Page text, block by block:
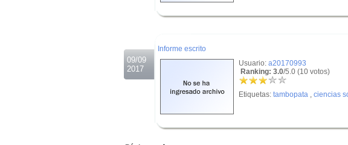
09/09
2017
Informe escrito
Usuario: a20170993
Ranking: 3.0/5.0 (10 votos)
Etiquetas: tambopata , ciencias